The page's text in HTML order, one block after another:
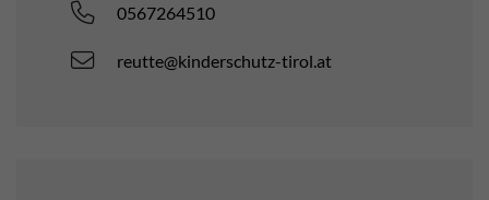
0567264510
reutte@kinderschutz-tirol.at